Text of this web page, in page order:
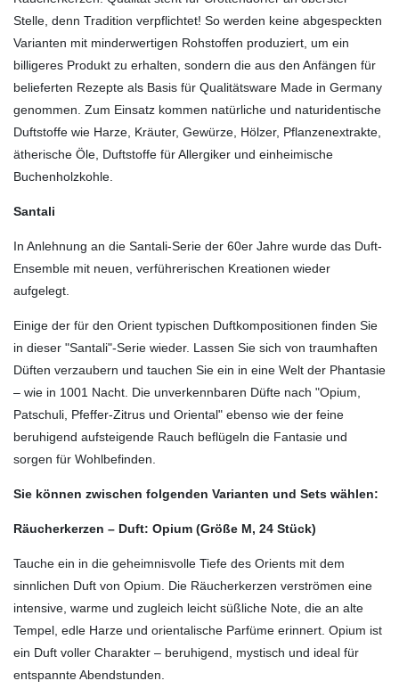
Stelle, denn Tradition verpflichtet! So werden keine abgespeckten
Varianten mit minderwertigen Rohstoffen produziert, um ein
billigeres Produkt zu erhalten, sondern die aus den Anfängen für
belieferten Rezepte als Basis für Qualitätsware Made in Germany
genommen. Zum Einsatz kommen natürliche und naturidentische
Duftstoffe wie Harze, Kräuter, Gewürze, Hölzer, Pflanzenextrakte,
ätherische Öle, Duftstoffe für Allergiker und einheimische
Buchenholzkohle.
Santali
In Anlehnung an die Santali-Serie der 60er Jahre wurde das Duft-
Ensemble mit neuen, verführerischen Kreationen wieder
aufgelegt.
Einige der für den Orient typischen Duftkompositionen finden Sie
in dieser "Santali"-Serie wieder. Lassen Sie sich von traumhaften
Düften verzaubern und tauchen Sie ein in eine Welt der Phantasie
– wie in 1001 Nacht. Die unverkennbaren Düfte nach "Opium,
Patschuli, Pfeffer-Zitrus und Oriental" ebenso wie der feine
beruhigend aufsteigende Rauch beflügeln die Fantasie und
sorgen für Wohlbefinden.
Sie können zwischen folgenden Varianten und Sets wählen:
Räucherkerzen – Duft: Opium (Größe M, 24 Stück)
Tauche ein in die geheimnisvolle Tiefe des Orients mit dem
sinnlichen Duft von Opium. Die Räucherkerzen verströmen eine
intensive, warme und zugleich leicht süßliche Note, die an alte
Tempel, edle Harze und orientalische Parfüme erinnert. Opium ist
ein Duft voller Charakter – beruhigend, mystisch und ideal für
entspannte Abendstunden.